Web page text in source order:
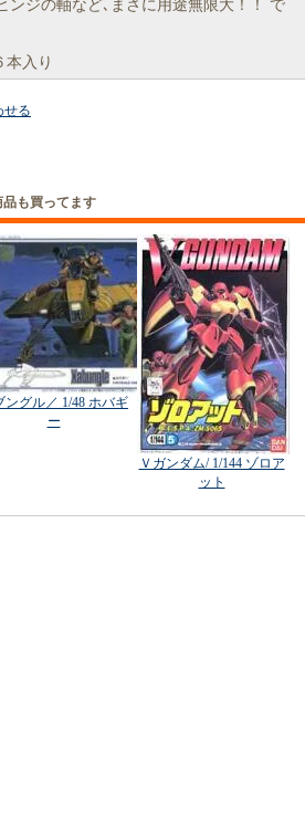
ンジの軸など､まさに用途無限大！！ で
本入り
せる
も買ってます
ングル／ 1/48 ホバギ
ー
Ｖガンダム/ 1/144 ゾロア
ット